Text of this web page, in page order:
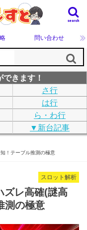
search
問い合わせ
きます！
さ行
は行
ら・わ行
▼新台記事
！テーブル推測の極意
スロット解析
ズレ高確(謎高
測の極意